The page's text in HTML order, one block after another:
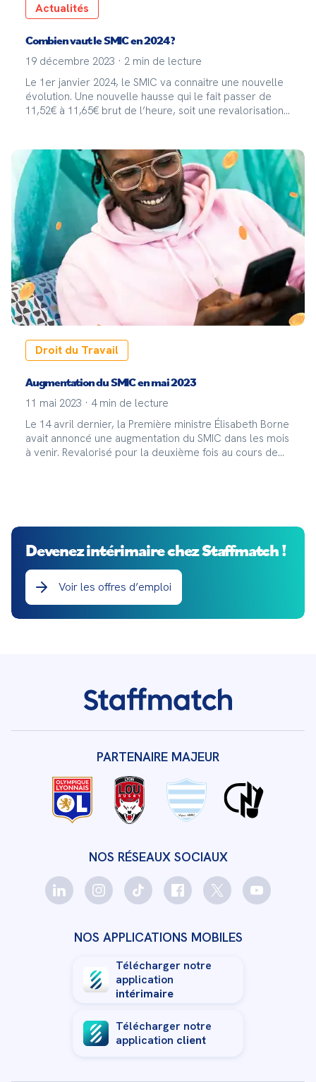
Actualités
Combien vaut le SMIC en 2024 ?
19 décembre 2023 · 2 min de lecture
Le 1er janvier 2024, le SMIC va connaitre une nouvelle
évolution. Une nouvelle hausse qui le fait passer de
11,52€ à 11,65€ brut de l’heure, soit une revalorisation
Droit du Travail
Augmentation du SMIC en mai 2023
11 mai 2023 · 4 min de lecture
Le 14 avril dernier, la Première ministre Élisabeth Borne
avait annoncé une augmentation du SMIC dans les mois
à venir. Revalorisé pour la deuxième fois au cours de
Devenez intérimaire chez Staffmatch !
Voir les offres d’emploi
NOS RÉSEAUX SOCIAUX
PARTENAIRE MAJEUR
NOS APPLICATIONS MOBILES
Télécharger notre
application
intérimaire
Télécharger notre
application client